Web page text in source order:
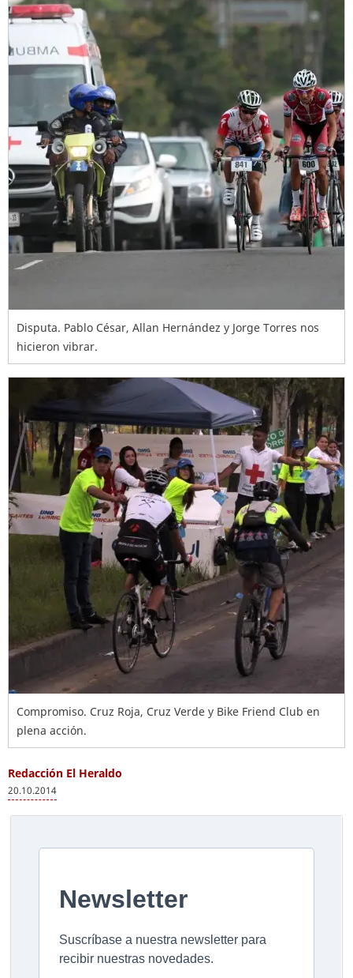
Disputa. Pablo César, Allan Hernández y Jorge Torres nos
hicieron vibrar.
Compromiso. Cruz Roja, Cruz Verde y Bike Friend Club en
plena acción.
Redacción El Heraldo
20.10.2014